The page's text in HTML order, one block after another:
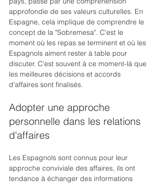
approfondie de ses valeurs culturelles. En
Espagne, cela implique de comprendre le
concept de la "Sobremesa". C'est le
moment où les repas se terminent et où les
Espagnols aiment rester à table pour
discuter. C'est souvent à ce moment-là que
les meilleures décisions et accords
d'affaires sont finalisés.
Adopter une approche
personnelle dans les relations
d'affaires
Les Espagnols sont connus pour leur
approche conviviale des affaires, ils ont
tendance à échanger des informations